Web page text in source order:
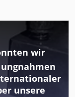
wir
unsere